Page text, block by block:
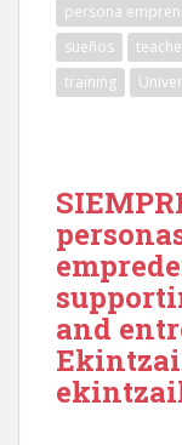
persona
sueños
training
and